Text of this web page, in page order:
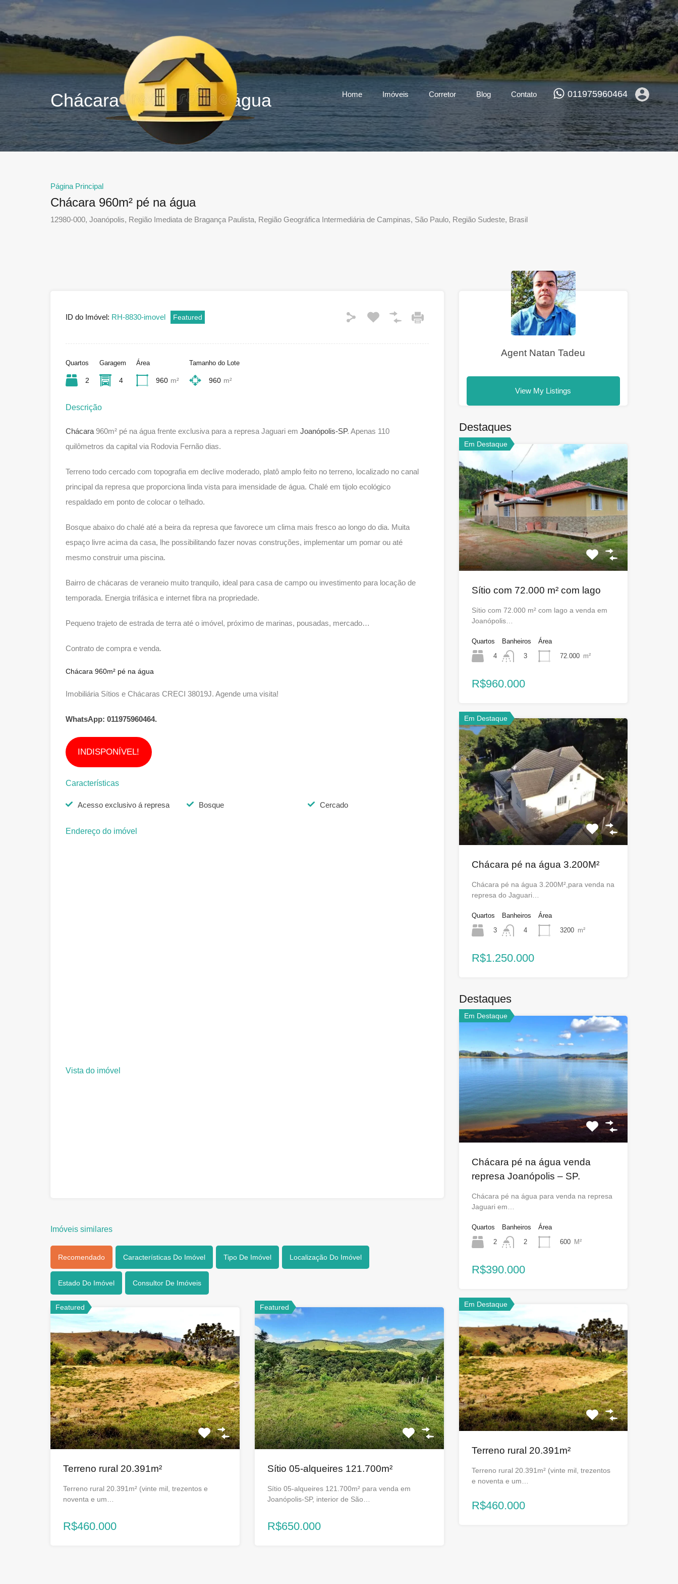
Home Imóveis Corretor Blog Contato 011975960464
Chácara 960m² pé na água
Página Principal
Chácara 960m² pé na água
12980-000, Joanópolis, Região Imediata de Bragança Paulista, Região Geográfica Intermediária de Campinas, São Paulo, Região Sudeste, Brasil
ID do Imóvel: RH-8830-imovel Featured
Quartos
2
Garagem
4
Área
960 m²
Tamanho do Lote
960 m²
Descrição
Chácara 960m² pé na água frente exclusiva para a represa Jaguari em Joanópolis-SP. Apenas 110
quilômetros da capital via Rodovia Fernão dias.
Terreno todo cercado com topografia em declive moderado, platô amplo feito no terreno, localizado no canal
principal da represa que proporciona linda vista para imensidade de água. Chalé em tijolo ecológico
respaldado em ponto de colocar o telhado.
Bosque abaixo do chalé até a beira da represa que favorece um clima mais fresco ao longo do dia. Muita
espaço livre acima da casa, lhe possibilitando fazer novas construções, implementar um pomar ou até
mesmo construir uma piscina.
Bairro de chácaras de veraneio muito tranquilo, ideal para casa de campo ou investimento para locação de
temporada. Energia trifásica e internet fibra na propriedade.
Pequeno trajeto de estrada de terra até o imóvel, próximo de marinas, pousadas, mercado…
Contrato de compra e venda.
Chácara 960m² pé na água
Imobiliária Sítios e Chácaras CRECI 38019J. Agende uma visita!
WhatsApp: 011975960464.
INDISPONÍVEL!
Características
Acesso exclusivo á represa Bosque Cercado
Endereço do imóvel
Vista do imóvel
Imóveis similares
Recomendado Características Do Imóvel Tipo De Imóvel Localização Do Imóvel
Estado Do Imóvel Consultor De Imóveis
Featured
Terreno rural 20.391m²
Terreno rural 20.391m² (vinte mil, trezentos e
noventa e um…
R$460.000
Featured
Sítio 05-alqueires 121.700m²
Sítio 05-alqueires 121.700m² para venda em
Joanópolis-SP, interior de São…
R$650.000
Agent Natan Tadeu
View My Listings
Destaques
Em Destaque
Sítio com 72.000 m² com lago
Sítio com 72.000 m² com lago a venda em
Joanópolis…
Quartos
4
Banheiros
3
Área
72.000 m²
R$960.000
Em Destaque
Chácara pé na água 3.200M²
Chácara pé na água 3.200M²,para venda na
represa do Jaguari…
Quartos
3
Banheiros
4
Área
3200 m²
R$1.250.000
Destaques
Em Destaque
Chácara pé na água venda
represa Joanópolis – SP.
Chácara pé na água para venda na represa
Jaguari em…
Quartos
2
Banheiros
2
Área
600 M²
R$390.000
Em Destaque
Terreno rural 20.391m²
Terreno rural 20.391m² (vinte mil, trezentos
e noventa e um…
R$460.000